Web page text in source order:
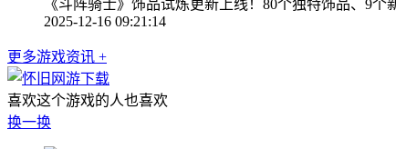
《斗阵骑士》饰品试炼更新上线！80个独特饰品、9
2025-12-16 09:21:14
更多游戏资讯 +
喜欢这个游戏的人也喜欢
换一换